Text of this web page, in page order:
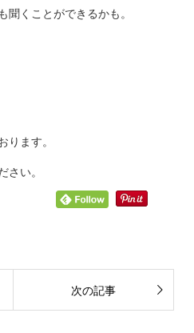
くことができるかも。
ます。
い。
次の記事